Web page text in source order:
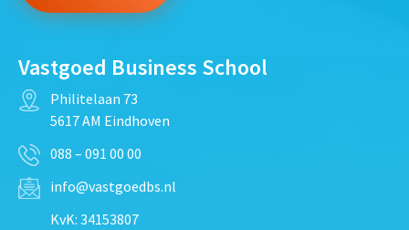
Vastgoed Business School
Philitelaan 73
5617 AM Eindhoven
088 – 091 00 00
info@vastgoedbs.nl
KvK: 34153807